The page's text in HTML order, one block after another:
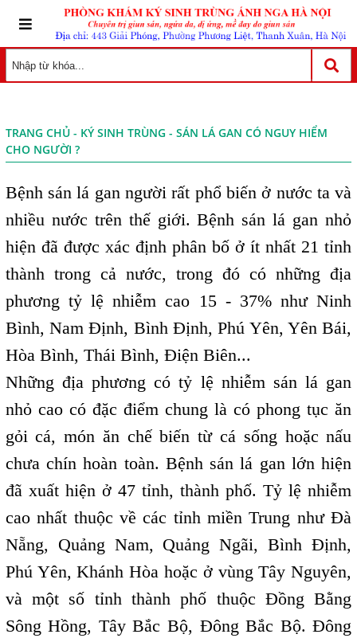
TRANG CHỦ- KÝ SINH TRÙNG - SÁN LÁ GAN CÓ NGUY HIỂM
CHO NGƯỜI ?
Bệnh sán lá gan người rất phổ biến ở nước ta và
nhiều nước trên thế giới. Bệnh sán lá gan nhỏ
hiện đã được xác định phân bố ở ít nhất 21 tỉnh
thành trong cả nước, trong đó có những địa
phương tỷ lệ nhiễm cao 15 - 37% như Ninh
Bình, Nam Định, Bình Định, Phú Yên, Yên Bái,
Hòa Bình, Thái Bình, Điện Biên...
Những địa phương có tỷ lệ nhiễm sán lá gan
nhỏ cao có đặc điểm chung là có phong tục ăn
gỏi cá, món ăn chế biến từ cá sống hoặc nấu
chưa chín hoàn toàn. Bệnh sán lá gan lớn hiện
đã xuất hiện ở 47 tỉnh, thành phố. Tỷ lệ nhiễm
cao nhất thuộc về các tỉnh miền Trung như Đà
Nẵng, Quảng Nam, Quảng Ngãi, Bình Định,
Phú Yên, Khánh Hòa hoặc ở vùng Tây Nguyên,
và một số tỉnh thành phố thuộc Đồng Bằng
Sông Hồng, Tây Bắc Bộ, Đông Bắc Bộ. Đông